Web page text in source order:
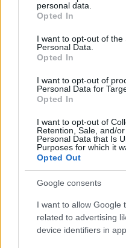
grant or deny consent to
use your data for below
consent section.
personal data.
Opted In
I want to opt-out of the
Personal Data.
Opted In
I want to opt-out of
Personal Data for
Opted In
I want to opt-out of
Retention, Sale, and/
Personal Data that Is
Purposes for which it
Opted Out
Google consents
I want to allow Google
related to advertising
device identifiers in
Bajomi Nagy György az